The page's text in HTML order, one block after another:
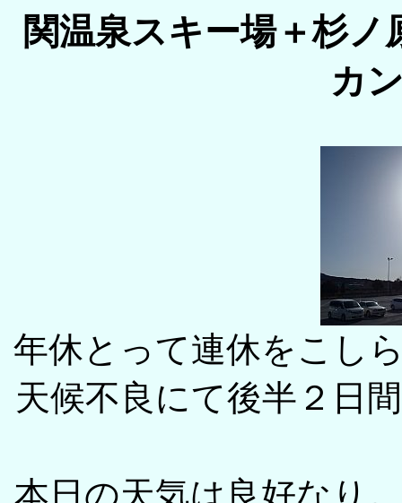
関温泉スキー場＋杉
カ
年休とって連休をこし
天候不良にて後半２日
本日の天気は良好なり